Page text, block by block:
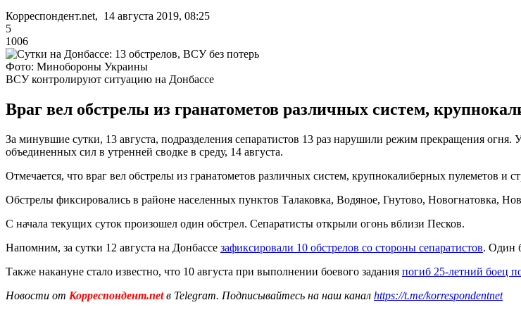
Корреспондент.net, 14 августа 2019, 08:25
5
1006
Фото: Минобороны Украины
ВСУ контролируют ситуацию на Донбассе
Враг вел обстрелы из гранатометов различных систем,
За минувшие сутки, 13 августа, подразделения сепаратистов 13 раз нарушили режим прекращения
объединенных сил в утренней сводке в среду, 14 августа.
Отмечается, что враг вел обстрелы из гранатометов различных систем, крупнокалиберных пулеметов и
Обстрелы фиксировались в районе населенных пунктов Талаковка, Водяное, Гнутово, Новогнатовка,
С начала текущих суток произошел один обстрел. Сепаратисты открыли огонь вблизи Песков.
Напомним, за сутки 12 августа на Донбассе зафиксировали 10 обстрелов со стороны сепаратистов. Один
Также накануне стало известно, что 10 августа при выполнении боевого задания погиб 25-летний боец
Новости от Корреспондент.netв Telegram. Подписывайтесь на наш канал https://t.me/korrespondentnet